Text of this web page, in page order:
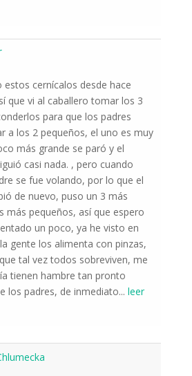
estos cernícalos desde hace
que vi al caballero tomar los 3
para que los padres
a los 2 pequeños, el uno es muy
más grande se paró y el
casi nada. , pero cuando
se fue volando, por lo que el
de nuevo, puso un 3 más
más pequeños, así que espero
un poco, ya he visto en
gente los alimenta con pinzas,
tal vez todos sobreviven, me
tienen hambre tan pronto
los padres, de inmediato... leer